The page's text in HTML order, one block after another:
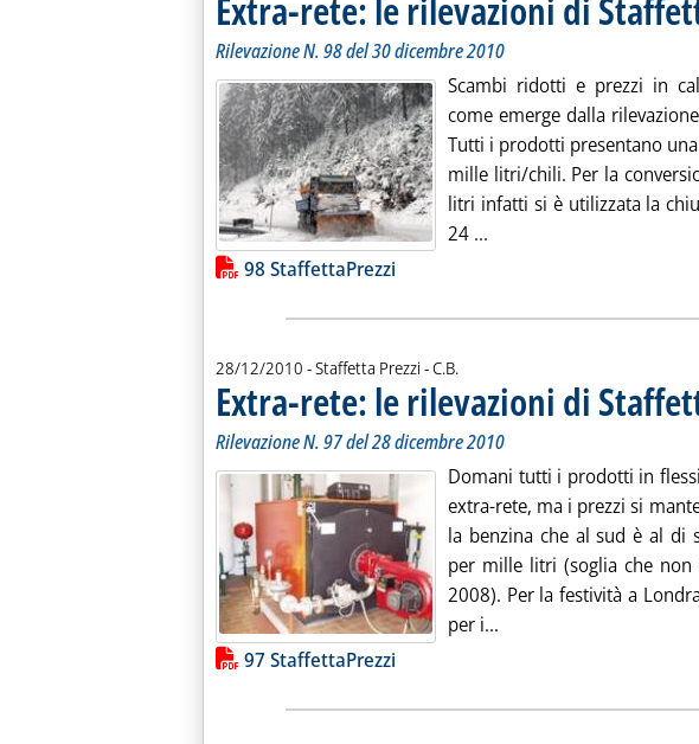
Rilevazione N. 98 del 30 dicembre 2010
Scambi ridotti e prezzi in
come emerge dalla
Tutti i prodotti presentano
mille litri/chili. Per la
litri infatti si è utilizzata la
24 ... Leggi tutta la notizia:
Lista allegati PDF alla notizia
98 StaffettaPrezzi
28/12/2010 - Staffetta Prezzi -di:
C.B.
Extra-rete: le rilevazioni di
Rilevazione N. 97 del 28 dicembre 2010
Domani tutti i prodotti in
extra-rete, ma i prezzi si
la benzina che al sud è al di
per mille litri (soglia che non
2008). Per la festività a
per i... Leggi tutta la notizia:
Lista allegati PDF alla notizia
97 StaffettaPrezzi